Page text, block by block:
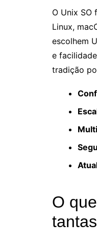
O Unix SO
Linux,
escolhem
e
tradição
O